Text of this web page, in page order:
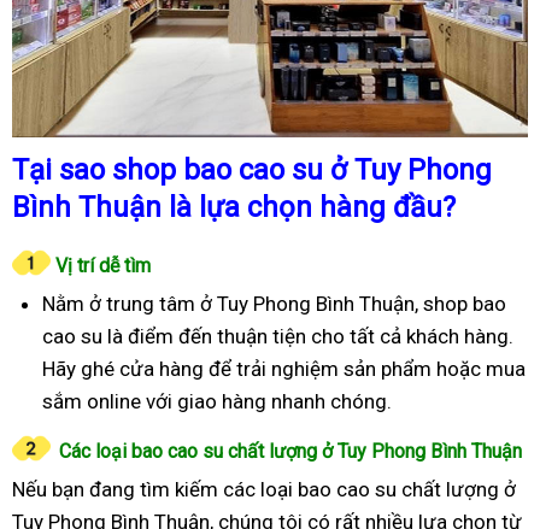
Tại sao shop bao cao su ở Tuy Phong
Bình Thuận là lựa chọn hàng đầu?
Vị trí dễ tìm
Nằm ở trung tâm ở Tuy Phong Bình Thuận, shop bao
cao su là điểm đến thuận tiện cho tất cả khách hàng.
Hãy ghé cửa hàng để trải nghiệm sản phẩm hoặc mua
sắm online với giao hàng nhanh chóng.
Các loại bao cao su chất lượng ở Tuy Phong Bình Thuận
Nếu bạn đang tìm kiếm các loại bao cao su chất lượng ở
Tuy Phong Bình Thuận, chúng tôi có rất nhiều lựa chọn từ